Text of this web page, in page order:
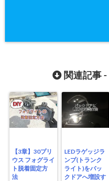
関連記事 -
【3章】30プリ
ウス フォグライ
ト脱着固定方
法
LEDラゲッジラ
ンプ(トランク
ライト)をバッ
クドアへ増設す